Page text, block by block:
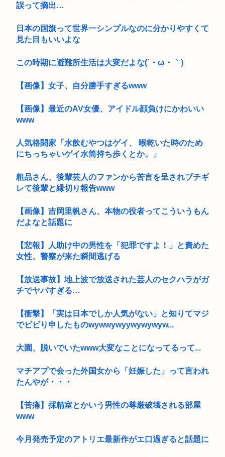
誤って摘出…
日本の国旗って世界一シンプルなのに分かりやすくて
見た目もいいよな
この時期に避難所生活は大変だよな(´・ω・｀)
【画像】女子、自分勝手すぎるwww
【画像】最近のAV女優、アイドル顔負けにかわいい
www
人気格闘家「水飲むやつはゲイ、 喉乾いた時のため
にちっちゃいゲイ水筒持ち歩くとか。」
粗品さん、後輩芸人のファンから苦言を呈されブチギ
レて後輩と縁切り報告www
【画像】吉岡里帆さん、本物の役者ってこういうもん
だよなと話題に
【悲報】人助け中の男性を「犯罪ですよ！」と責めた
女性、警察が来た瞬間逃げる
【放送事故】地上波で放送された芸人のセクハラがガ
チでヤバすぎる…
【衝撃】「実は日本でしか人気がない」と知りてマジ
でビビり申したものwywwywyywywywyw...
大園、脱いでいたwww大変なことになってるって...
マチアプで会った外国女から「妊娠した」って言われ
たんやが・・・
【苦痛】採精室とかいう男性の尊厳破壊される部屋
www
今月発売予定のアトリエ最新作がエ口過ぎると話題に